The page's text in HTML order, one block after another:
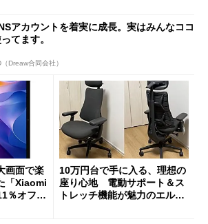
アカウントを着実に成長。実はみんなココ
てます。
Dreaw合同会社）
画面で楽
「Xiaomi
％オフの
10万円台で手に入る、理想の
座り心地 電動サポート＆ス
トレッチ機能が魅力のエルゴ